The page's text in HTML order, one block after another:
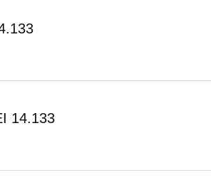
14.133